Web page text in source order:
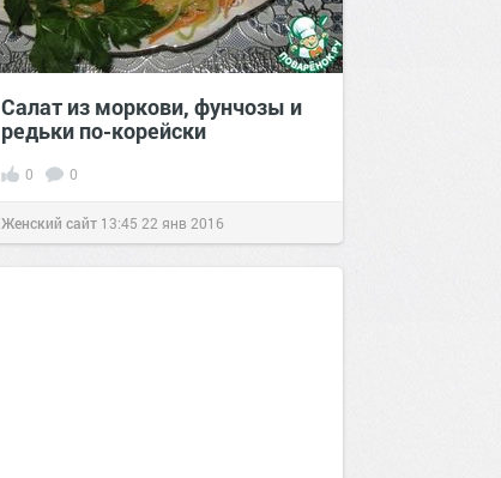
Салат из моркови, фунчозы и
редьки по-корейски
0 0
Женский сайт 13:45 22 янв 2016